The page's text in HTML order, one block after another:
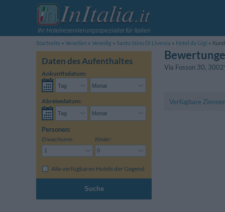
Ihr Hotelreservierungsspezialist für Italien
Startseite
Venetien Venedig Santo Stino Di Livenza Hotel da Gigi
Daten des Aufenthaltes
Ankunftsdatum:
Abreisedatum:
Personen:
Erwachsene: Kinder:
Alle verfügbaren Hotels der Gegend
Suche
Via Fosson 30,
Verfügbare Zimmer